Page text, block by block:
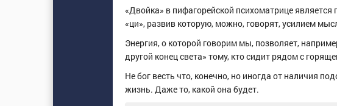
«Двойка» в пифагорейской психоматрице является
«ци», развив которую, можно, говорят, усилием
Энергия, о которой говорим мы, позволяет,
другой конец света» тому, кто сидит рядом с
Не бог весть что, конечно, но иногда от наличия
жизнь. Даже то, какой она будет.